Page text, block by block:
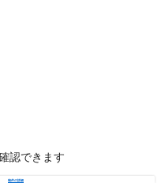
認できます
物件の詳細